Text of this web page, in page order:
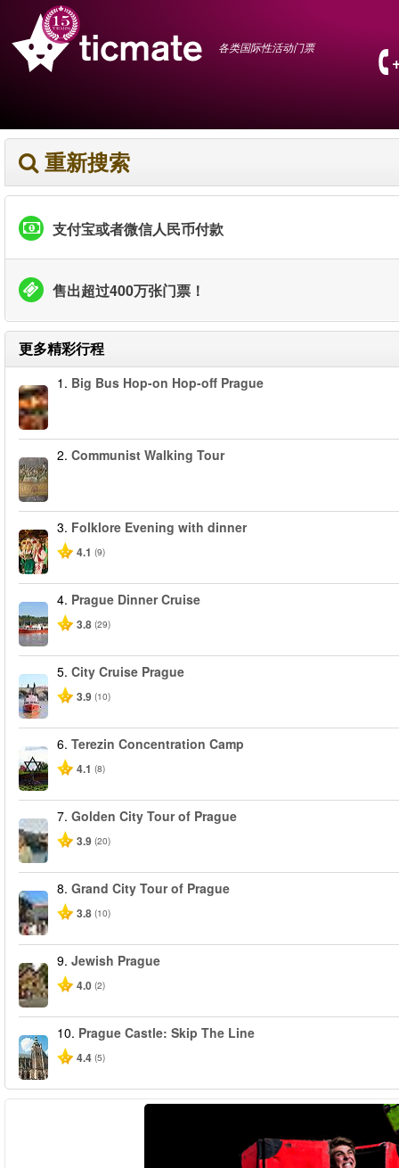
各类国际性活动门票
重新搜索
支付宝或者微信人民币付款
售出超过400万张门票！
更多精彩行程
1. Big Bus Hop-on Hop-off Prague
2. Communist Walking Tour
3. Folklore Evening with dinner
4.1 (9)
4. Prague Dinner Cruise
3.8 (29)
5. City Cruise Prague
3.9 (10)
6. Terezin Concentration Camp
4.1 (8)
7. Golden City Tour of Prague
3.9 (20)
8. Grand City Tour of Prague
3.8 (10)
9. Jewish Prague
4.0 (2)
10. Prague Castle: Skip The Line
4.4 (5)